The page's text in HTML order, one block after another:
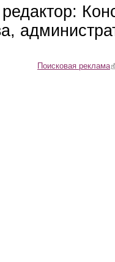
Поисковая реклама